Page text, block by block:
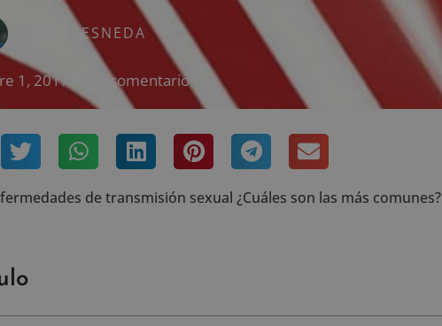
IVÁN FRESNEDA
1, 2017 Sin comentarios
de transmisión sexual ¿Cuáles son las más comunes?